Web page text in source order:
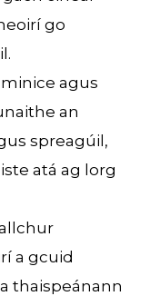
go
agus
an
spreagúil,
atá ag lorg
a gcuid
thaispeánann